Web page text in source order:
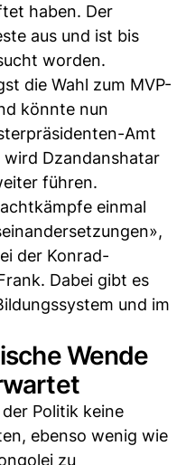
haben. Der
aus und ist bis
worden.
die Wahl zum MVP-
könnte nun
Amt
Dzandanshatar
führen.
einmal
der Konrad-
Dabei gibt es
und im
Wende
Politik keine
ebenso wenig wie
zu